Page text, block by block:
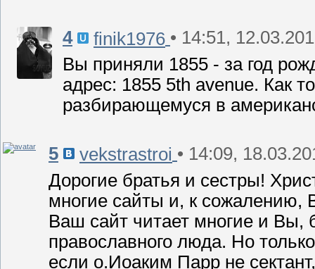
4 finik1976 • 14:51,
Вы приняли 1855 - за год
адрес: 1855 5th avenue. Как
разбирающемуся в
5 vekstrastroi • 14:09,
Дорогие братья и сестры!
многие сайты и, к сожалению,
Ваш сайт читает многие и Вы,
православного люда. Но
если о.Иоаким Парр не